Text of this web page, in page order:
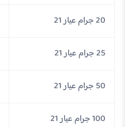
20 جرام عيار 21
25 جرام عيار 21
50 جرام عيار 21
100 جرام عيار 21